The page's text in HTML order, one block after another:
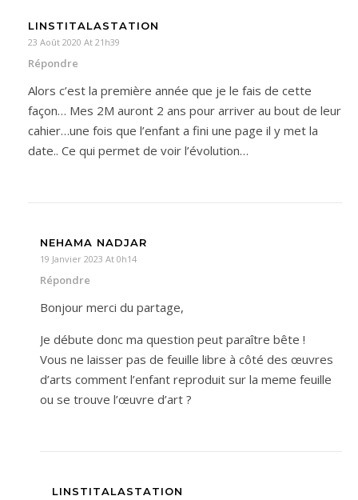
LINSTITALASTATION
23 Août 2020 At 21h39
Répondre
Alors c’est la première année que je le fais de cette
façon… Mes 2M auront 2 ans pour arriver au bout de leur
cahier…une fois que l’enfant a fini une page il y met la
date.. Ce qui permet de voir l’évolution…
NEHAMA NADJAR
19 Janvier 2023 At 0h14
Répondre
Bonjour merci du partage,
Je débute donc ma question peut paraître bête !
Vous ne laisser pas de feuille libre à côté des œuvres
d’arts comment l’enfant reproduit sur la meme feuille
ou se trouve l’œuvre d’art ?
LINSTITALASTATION